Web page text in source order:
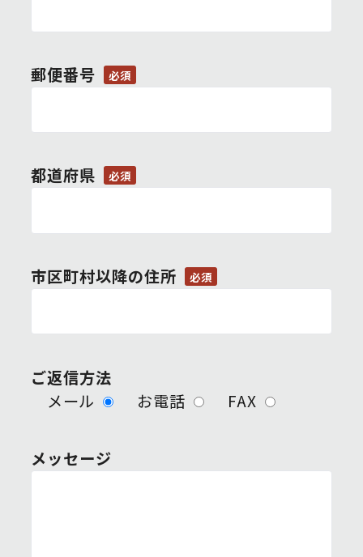
郵便番号 必須
都道府県 必須
市区町村以降の住所 必須
ご返信方法
メール
お電話 FAX
メッセージ